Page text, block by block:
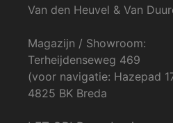
Van den Heuvel & Van
Magazijn / Showroom:
Terheijdenseweg 469
(voor navigatie: Hazepad
4825 BK Breda